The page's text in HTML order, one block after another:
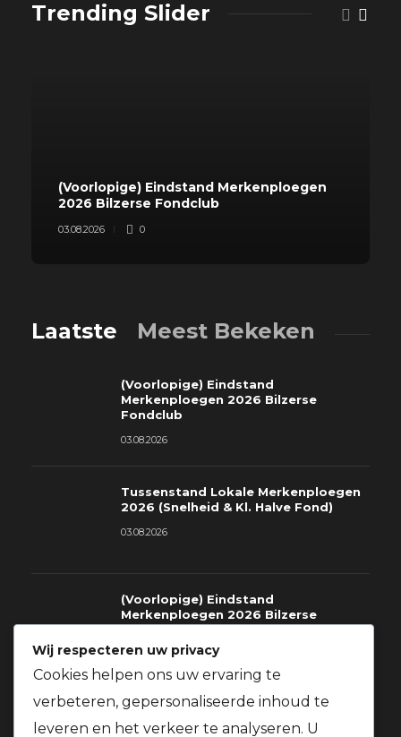
Trending Slider
(Voorlopige) Eindstand Merkenploegen
2026 Bilzerse Fondclub
03.08.2026 0
Laatste Meest Bekeken
(Voorlopige) Eindstand
Merkenploegen 2026 Bilzerse
Fondclub
03.08.2026
Tussenstand Lokale Merkenploegen
2026 (Snelheid & Kl. Halve Fond)
03.08.2026
(Voorlopige) Eindstand
Merkenploegen 2026 Bilzerse
Fondclub
03.08.2026
Richtlijnen voor deelname gratis
prijzen St.Soupplets 08.08.2026
Wij respecteren uw privacy
Cookies helpen ons uw ervaring te
verbeteren, gepersonaliseerde inhoud te
leveren en het verkeer te analyseren. U